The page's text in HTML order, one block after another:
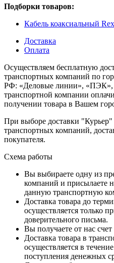
Подборки товаров:
Кабель коаксиальный
Доставка
Оплата
Осуществляем бесплатную
транспортных компаний по
РФ: «Деловые линии»,
транспортной компании
получении товара в Вашем
При выборе доставки
транспортных компаний,
покупателя.
Схема работы
Вы выбираете одну из
компаний и присылаете
данную транспортную
Доставка товара до
осуществляется только
доверительного письма.
Вы получаете от нас счет
Доставка товара в
осуществляется в
поступления денежных